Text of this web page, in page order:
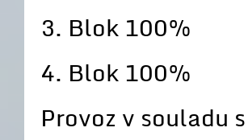
3. Blok 100%
4. Blok 100%
Provoz v souladu